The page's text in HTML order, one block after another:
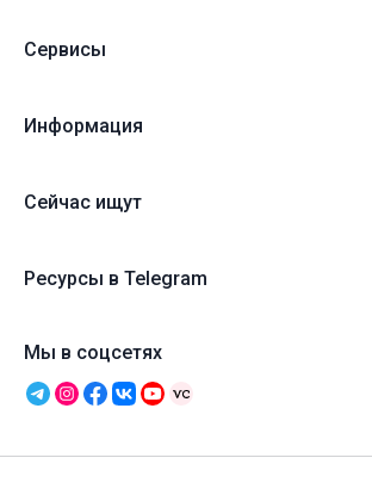
Сервисы
Информация
Сейчас ищут
Ресурсы в Telegram
Мы в соцсетях